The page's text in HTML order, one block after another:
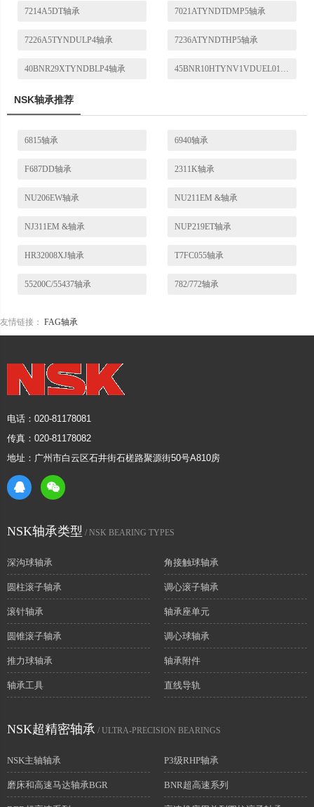
7214A5DT轴承 7021ATYNDTDMP5轴承
7226A5TYNDULP4轴承 7236ATYNDTHP5轴承
40BNR29XTYNDBLP4轴承 45BNR10HTYNV1VDUEL01轴承
NSK轴承推荐
6815轴承 6940轴承
F687DD轴承 2311K轴承
NU206EW轴承 NU211EM &轴承
NJ311EM &轴承 NUP219ET轴承
HR32008XJ轴承 T7FC055轴承
55200C/55437轴承 782/772轴承
友情链接： FAG轴承
电话：020-81178081
传真：020-81178082
地址：广州市白云区石井街石槎路聚源街50号A810房
NSK轴承类型 / NSK BEARING TYPES
深沟球轴承 角接触球轴承
圆柱滚子轴承 调心滚子轴承
滚针轴承 轴承座单元
圆锥滚子轴承 调心球轴承
推力球轴承 轴承附件
轴承工具 直线导轨
NSK超精密轴承 / ULTRA-PRECISION BEARINGS
NSK主轴轴承 P3级RHP轴承
磨床和高速马达轴承BGR BNR超高速系列